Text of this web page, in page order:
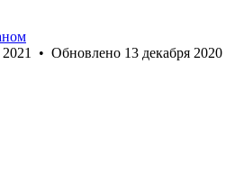
• Обновлено 13 декабря 2020